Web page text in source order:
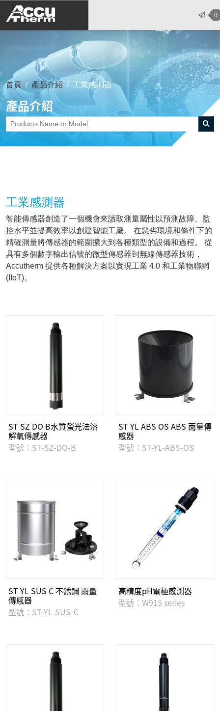
志禾工業股份有限公司 - 0
首頁 產品介紹 工業感測器
產品介紹
工業感測器
智能傳感器創造了一個機會來讀取測量屬性以預測故障、監
控水平並提高效率以創建智能工廠。 在惡劣環境和條件下的
精確測量將傳感器的範圍擴大到各種類型的設備和過程。 從
具有多個數字輸出信號的微型傳感器到無線傳感器技術，
Accutherm 提供各種解決方案以實現工業 4.0 和工業物聯網
(IIoT)。
ST SZ DO B水質螢光法溶
解氧傳感器
型號：ST-SZ-DO-B
ST YL ABS OS ABS 雨量傳
感器
型號：ST-YL-ABS-OS
ST YL SUS C 不銹鋼 雨量
傳感器
型號：ST-YL-SUS-C
高精度pH電極感測器
型號：W915 series